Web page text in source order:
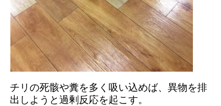
チリの死骸や糞を多く吸い込めば、異物を排
出しようと過剰反応を起こす。